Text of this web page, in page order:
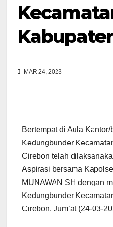
MAR 24, 2023
Bertempat di Aula Kantor/
Kedungbunder
Cirebon telah
Aspirasi bersama
MUNAWAN SH dengan
Kedungbunder
Cirebon, Jum’at (24-03-